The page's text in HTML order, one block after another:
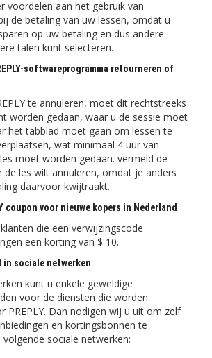
voordelen aan het gebruik van
de betaling van uw lessen, omdat u
op uw betaling en dus andere
talen kunt selecteren.
softwareprogramma retourneren of
te annuleren, moet dit rechtstreeks
worden gedaan, waar u de sessie moet
het tabblad moet gaan om lessen te
wat minimaal 4 uur van
moet worden gedaan. vermeld de
les wilt annuleren, omdat je anders
daarvoor kwijtraakt.
coupon voor nieuwe kopers in Nederland
die een verwijzingscode
een korting van $ 10.
in sociale netwerken
kunt u enkele geweldige
voor de diensten die worden
PREPLY. Dan nodigen wij u uit om zelf
en kortingsbonnen te
sociale netwerken: